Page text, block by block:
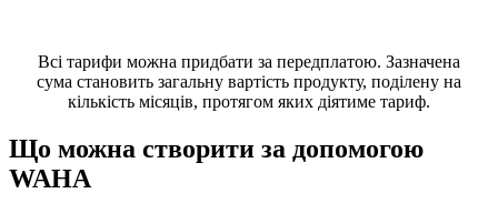
Всі тарифи можна придбати за передплатою. Зазначена
сума становить загальну вартість продукту, поділену на
кількість місяців, протягом яких діятиме тариф.
Що можна створити за допомогою
WAHA